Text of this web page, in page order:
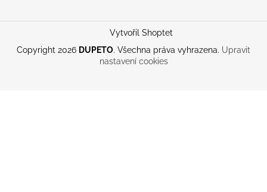
Vytvořil Shoptet
Copyright 2026 DUPETO. Všechna práva vyhrazena. Upravit
nastavení cookies